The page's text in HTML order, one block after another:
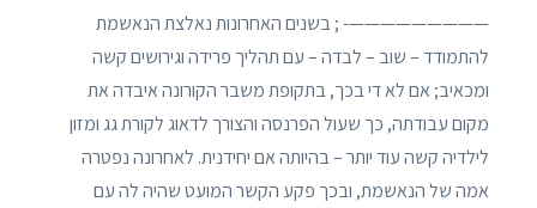
—————————- ; בשנים האחרונות נאלצת הנאשמת
להתמודד – שוב – לבדה – עם תהליך פרידה וגירושים קשה
ומכאיב; אם לא די בכך, בתקופת משבר הקורונה איבדה את
מקום עבודתה, כך שעול הפרנסה והצורך לדאוג לקורת גג ומזון
לילדיה קשה עוד יותר – בהיותה אם יחידנית. לאחרונה נפטרה
אמה של הנאשמת, ובכך פקע הקשר המועט שהיה לה עם